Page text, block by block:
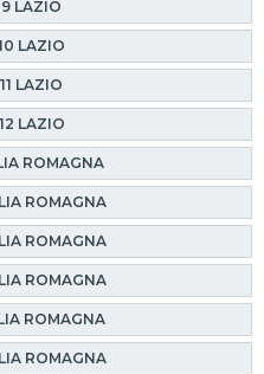
LAZIO
LAZIO
LAZIO
LAZIO
ROMAGNA
ROMAGNA
ROMAGNA
ROMAGNA
ROMAGNA
ROMAGNA